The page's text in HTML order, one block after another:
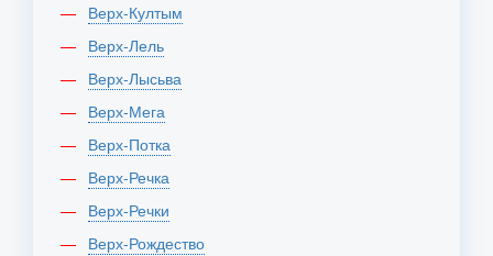
Верх-Култым
Верх-Лель
Верх-Лысьва
Верх-Мега
Верх-Потка
Верх-Речка
Верх-Речки
Верх-Рождество